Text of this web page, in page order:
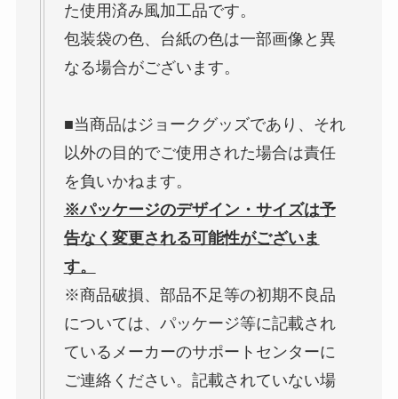
た使用済み風加工品です。
包装袋の色、台紙の色は一部画像と異
なる場合がございます。
■当商品はジョークグッズであり、それ
以外の目的でご使用された場合は責任
を負いかねます。
※パッケージのデザイン・サイズは予
告なく変更される可能性がございま
す。
※商品破損、部品不足等の初期不良品
については、パッケージ等に記載され
ているメーカーのサポートセンターに
ご連絡ください。記載されていない場